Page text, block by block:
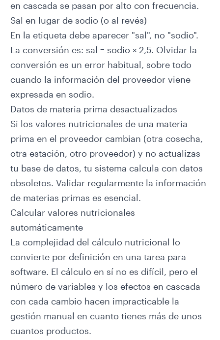
en cascada se pasan por alto con frecuencia.
Sal en lugar de sodio (o al revés)
En la etiqueta debe aparecer "sal", no "sodio".
La conversión es: sal = sodio × 2,5. Olvidar la
conversión es un error habitual, sobre todo
cuando la información del proveedor viene
expresada en sodio.
Datos de materia prima desactualizados
Si los valores nutricionales de una materia
prima en el proveedor cambian (otra cosecha,
otra estación, otro proveedor) y no actualizas
tu base de datos, tu sistema calcula con datos
obsoletos. Validar regularmente la información
de materias primas es esencial.
Calcular valores nutricionales
automáticamente
La complejidad del cálculo nutricional lo
convierte por definición en una tarea para
software. El cálculo en sí no es difícil, pero el
número de variables y los efectos en cascada
con cada cambio hacen impracticable la
gestión manual en cuanto tienes más de unos
cuantos productos.